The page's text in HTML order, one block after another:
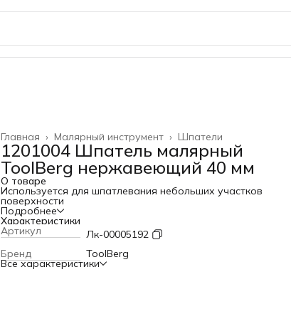
Шпатели
Малярный инструмент ›
Главная ›
1201004 Шпатель малярный
ToolBerg нержавеющий 40 мм
О товаре
Используется для шпатлевания небольших участков
поверхности
Подробнее
Характеристики
Артикул
Лк-00005192
Бренд
ToolBerg
Все характеристики